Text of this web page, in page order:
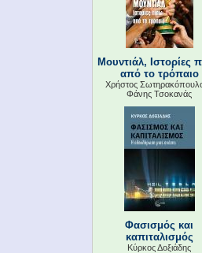
Μουντιάλ, Ιστορίες
από το τρόπαιο
Χρήστος
Φάνης Τσοκανάς
Φασισμός και
καπιταλισμός
Κύρκος Δοξιάδης